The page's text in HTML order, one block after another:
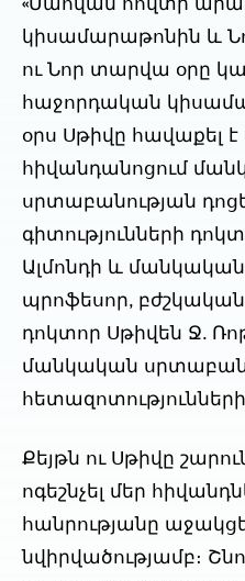
«Մահվան հովտի
կիսամարաթոնին և
ու Նոր տարվա օրը
հաջորդական
օրս Սթիվը հավաքել է
հիվանդանոցում
սրտաբանության
գիտությունների
Ալմոնդի և
պրոֆեսոր, բժշկական
դոկտոր Սթիվեն Ջ.
մանկական
Քեյթն ու Սթիվը
ոգեշնչել մեր
հանրությանը
նվիրվածությամբ։